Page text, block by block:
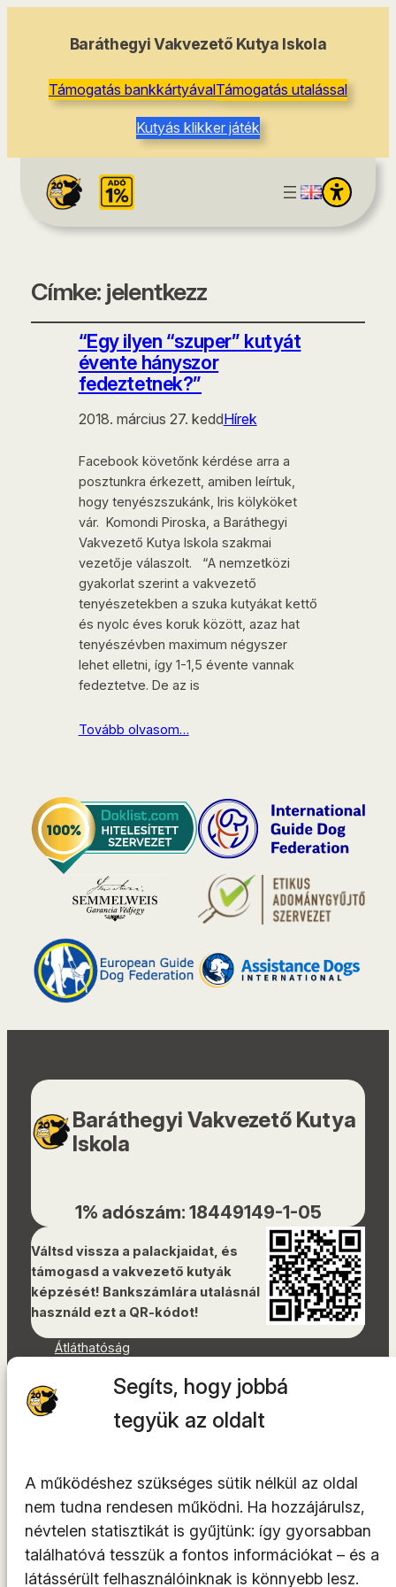
Segíts, hogy jobbá
tegyük az oldalt
A működéshez szükséges sütik nélkül az oldal
nem tudna rendesen működni. Ha hozzájárulsz,
névtelen statisztikát is gyűjtünk: így gyorsabban
találhatóvá tesszük a fontos információkat – és a
látássérült felhasználóinknak is könnyebb lesz.
Baráthegyi Vakvezető Kutya Iskola
Támogatás bankkártyávalTámogatás utalással
Kutyás klikker játék
Címke: jelentkezz
“Egy ilyen “szuper” kutyát
évente hányszor
fedeztetnek?”
2018. március 27. keddHírek
Facebook követőnk kérdése arra a
posztunkra érkezett, amiben leírtuk,
hogy tenyészszukánk, Iris kölyköket
vár. Komondi Piroska, a Baráthegyi
Vakvezető Kutya Iskola szakmai
vezetője válaszolt. “A nemzetközi
gyakorlat szerint a vakvezető
tenyészetekben a szuka kutyákat kettő
és nyolc éves koruk között, azaz hat
tenyészévben maximum négyszer
lehet elletni, így 1-1,5 évente vannak
fedeztetve. De az is
Tovább olvasom…
Baráthegyi Vakvezető Kutya
Iskola
1% adószám: 18449149-1-05
Váltsd vissza a palackjaidat, és
támogasd a vakvezető kutyák
képzését! Bankszámlára utalásnál
használd ezt a QR-kódot!
Átláthatóság
Akadálymentességi nyilatkozat
Oldaltérkép
YouTube
LinkedIn
TikTok